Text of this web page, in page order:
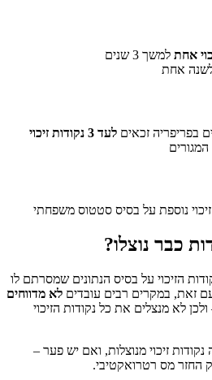
אחת למשך 3 שנים
אחת
בפריפריה זכאים
לעד 3 נקודות זיכוי
זיכוי נוספת על בסיס סטטוס משפחתי
כבר נוצלו?
הזיכוי על בסיס הנתונים שמסרתם לו
לא מדווחים
לא מנצלים את כל נקודות הזיכוי
זיכוי מנוצלות, ואם יש פער –
החזר מס רטרואקטיבי.